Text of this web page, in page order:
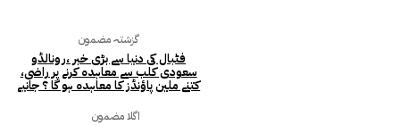
گزشتہ مضمون
فٹبال کی دنیا سے بڑی خبر ،رونالڈو
سعودی کلب سے معاہدہ کرنے پر راضی،
کتنے ملین پاؤنڈز کا معاہدہ ہو گا ؟ جانیے
اگلا مضمون